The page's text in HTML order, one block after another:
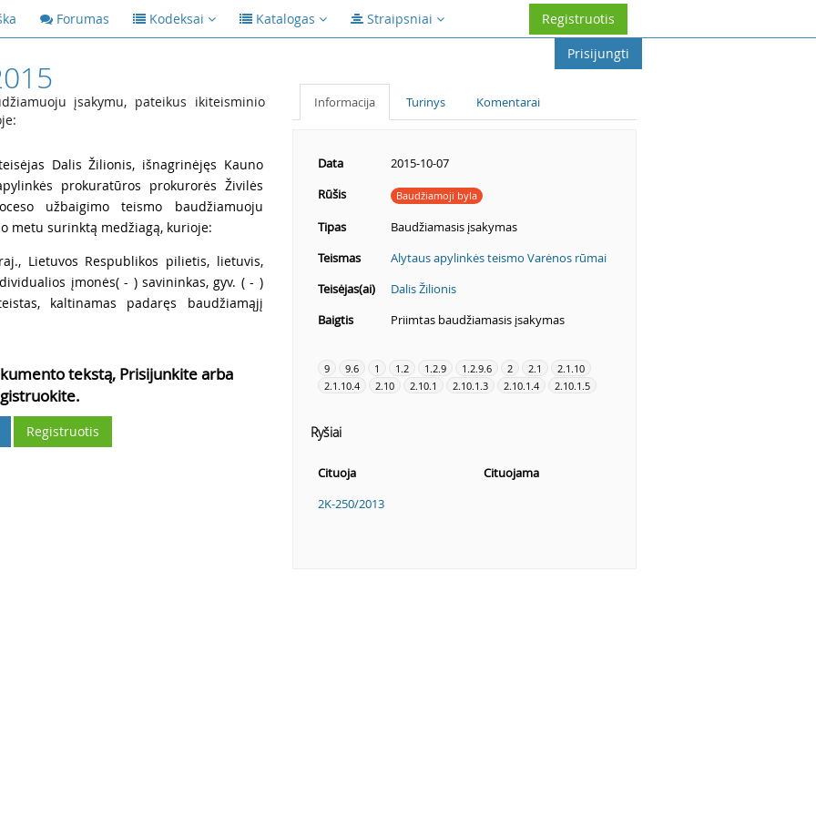
Forumas Kodeksai Katalogas Straipsniai
Registruotis
Prisijungti
įsakymu, pateikus ikiteisminio
Dalis Žilionis, išnagrinėjęs Kauno
prokuratūros prokurorės Živilės
užbaigimo teismo baudžiamuoju
metu surinktą medžiagą, kurioje:
Lietuvos Respublikos pilietis, lietuvis,
įmonės( - ) savininkas, gyv. ( - )
kaltinamas padaręs baudžiamąjį
tekstą, Prisijunkite arba
Registruotis
Informacija Turinys Komentarai
Data
2015-10-07
Rūšis
Baudžiamoji byla
Tipas
Baudžiamasis įsakymas
Teismas
Alytaus apylinkės teismo Varėnos rūmai
Teisėjas(ai)
Dalis Žilionis
Baigtis
Priimtas baudžiamasis įsakymas
9 9.6 1 1.2 1.2.9 1.2.9.6 2 2.1
2.1.10
2.1.10.4
2.10 2.10.1 2.10.1.3 2.10.1.4 2.10.1.5
Ryšiai
Cituoja
Cituojama
2K-250/2013